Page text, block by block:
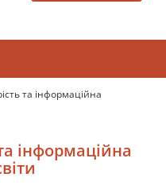
та інформаційна
інформаційна